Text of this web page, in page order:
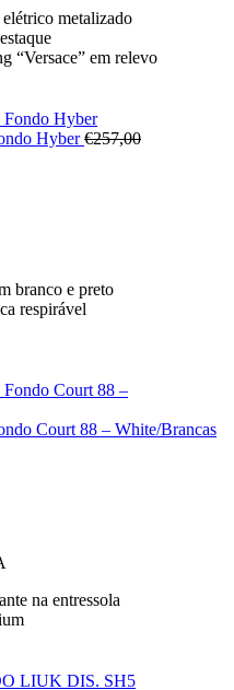
metalizado
“Versace” em relevo
Hyber€257,00
branco e preto
respirável
Court 88 – White/Brancas
na entressola